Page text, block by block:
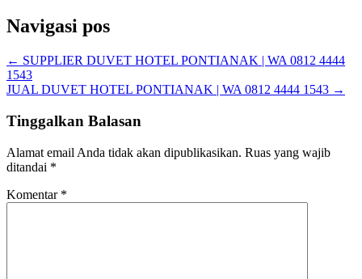
Navigasi pos
← SUPPLIER DUVET HOTEL PONTIANAK | WA 0812 4444
1543
JUAL DUVET HOTEL PONTIANAK | WA 0812 4444 1543 →
Tinggalkan Balasan
Alamat email Anda tidak akan dipublikasikan. Ruas yang wajib
ditandai *
Komentar *